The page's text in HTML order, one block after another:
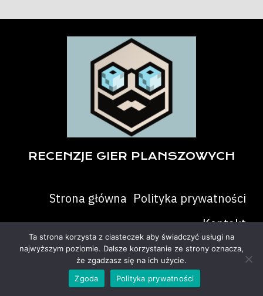
RECENZJE GIER PLANSZOWYCH
Strona główna Polityka prywatności
Kontakt
Ta strona korzysta z ciasteczek aby świadczyć usługi na
najwyższym poziomie. Dalsze korzystanie ze strony oznacza,
że zgadzasz się na ich użycie.
Zgoda
Polityka prywatności